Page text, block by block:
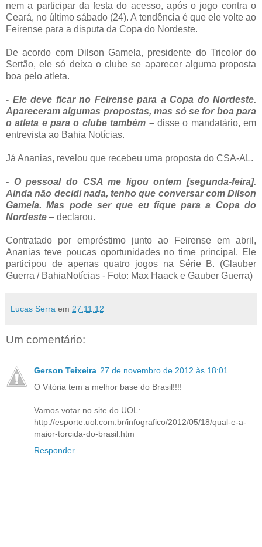
nem a participar da festa do acesso, após o jogo contra o
Ceará, no último sábado (24). A tendência é que ele volte ao
Feirense para a disputa da Copa do Nordeste.
De acordo com Dilson Gamela, presidente do Tricolor do
Sertão, ele só deixa o clube se aparecer alguma proposta
boa pelo atleta.
- Ele deve ficar no Feirense para a Copa do Nordeste.
Apareceram algumas propostas, mas só se for boa para
o atleta e para o clube também –disse o mandatário, em
entrevista ao Bahia Notícias.
Já Ananias, revelou que recebeu uma proposta do CSA-AL.
- O pessoal do CSA me ligou ontem [segunda-feira].
Ainda não decidi nada, tenho que conversar com Dilson
Gamela. Mas pode ser que eu fique para a Copa do
Nordeste – declarou.
Contratado por empréstimo junto ao Feirense em abril,
Ananias teve poucas oportunidades no time principal. Ele
participou de apenas quatro jogos na Série B. (Glauber
Guerra / BahiaNotícias - Foto: Max Haack e Gauber Guerra)
Lucas Serra em 27.11.12
Um comentário:
Gerson Teixeira 27 de novembro de 2012 às 18:01
O Vitória tem a melhor base do Brasil!!!!
Vamos votar no site do UOL:
http://esporte.uol.com.br/infografico/2012/05/18/qual-e-a-
maior-torcida-do-brasil.htm
Responder